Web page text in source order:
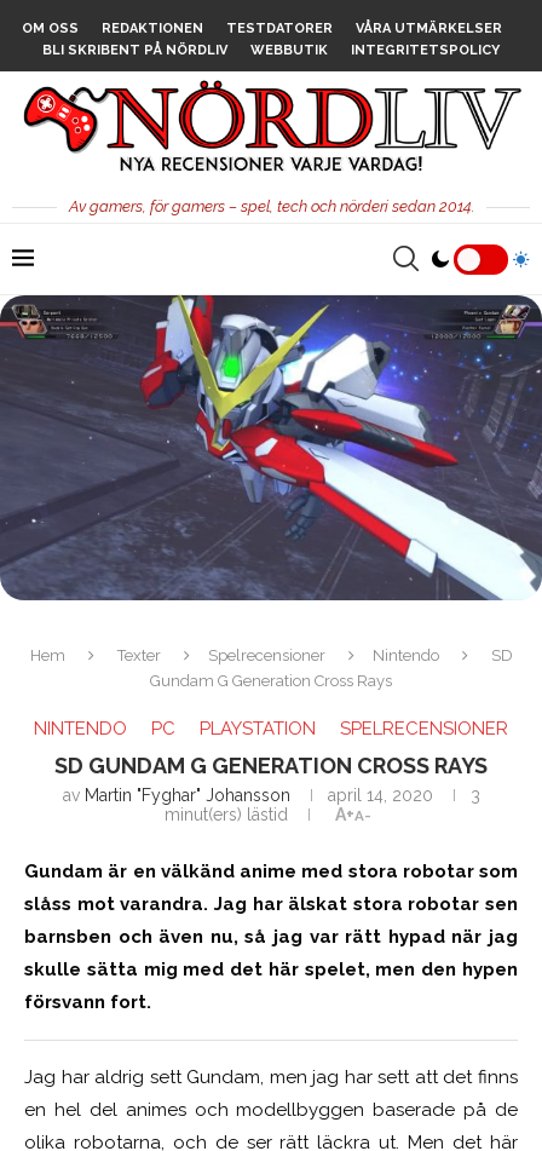
OM OSS REDAKTIONEN TESTDATORER
VÅRA UTMÄRKELSER
BLI SKRIBENT PÅ NÖRDLIV
WEBBUTIK INTEGRITETSPOLICY
Av gamers, för gamers – spel, tech och nörderi sedan 2014.
Hem Texter Spelrecensioner Nintendo
SD
Gundam G Generation Cross Rays
NINTENDO PC PLAYSTATION SPELRECENSIONER
SD GUNDAM G GENERATION CROSS RAYS
av Martin "Fyghar" Johansson april 14, 2020
3
minut(ers) lästid
A+A-
Gundam är en välkänd anime med stora robotar som
slåss mot varandra. Jag har älskat stora robotar sen
barnsben och även nu, så jag var rätt hypad när jag
skulle sätta mig med det här spelet, men den hypen
försvann fort.
Jag har aldrig sett Gundam, men jag har sett att det finns
en hel del animes och modellbyggen baserade på de
olika robotarna, och de ser rätt läckra ut. Men det här